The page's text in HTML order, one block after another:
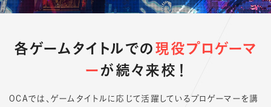
各ゲームタイトルでの現役プロゲーマ
ーが続々来校！
OCAでは、ゲームタイトルに応じて活躍しているプロゲーマーを講